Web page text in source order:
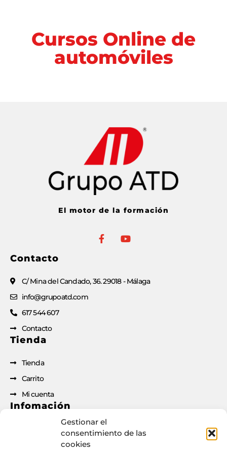
Gestionar el
consentimiento de las
cookies
Cursos Online de
automóviles
El motor de la formación
Contacto
C/ Mina del Candado, 36. 29018 - Málaga
info@grupoatd.com
617 544 607
Contacto
Tienda
Tienda
Carrito
Mi cuenta
Infomación
Política de privacidad